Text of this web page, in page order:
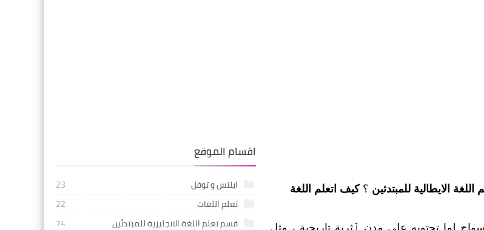
اللغة الايطالية للمبتدئين ؟كيف اتعلم اللغة
لما تحتويه على مدن ٱثرية تاريخية ، مثل
اقسام الموقع
ايلتس و توفل
23
تعلم اللغات
22
قسم تعلم اللغة الانجليزية للمبتدئين
74